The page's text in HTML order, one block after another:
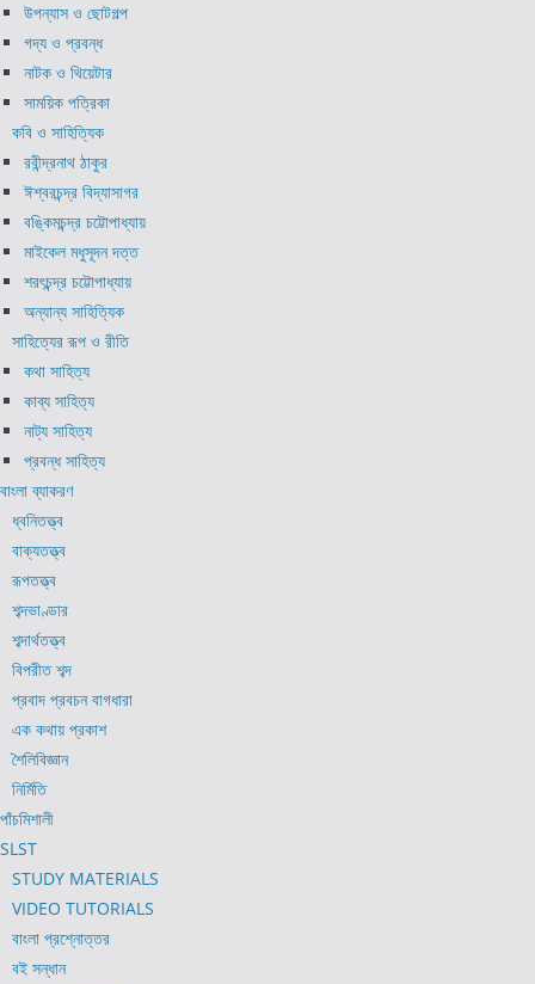
উপন্যাস ও ছোটগল্প
গদ্য ও প্রবন্ধ
নাটক ও থিয়েটার
সাময়িক পত্রিকা
কবি ও সাহিত্যিক
রবীন্দ্রনাথ ঠাকুর
ঈশ্বরচন্দ্র বিদ্যাসাগর
বঙ্কিমচন্দ্র চট্টোপাধ্যায়
মাইকেল মধুসূদন দত্ত
শরৎচন্দ্র চট্টোপাধ্যায়
অন্যান্য সাহিত্যিক
সাহিত্যের রূপ ও রীতি
কথা সাহিত্য
কাব্য সাহিত্য
নাট্য সাহিত্য
প্রবন্ধ সাহিত্য
বাংলা ব্যাকরণ
ধ্বনিতত্ত্ব
বাক্যতত্ত্ব
রূপতত্ত্ব
শব্দভাণ্ডার
শব্দার্থতত্ত্ব
বিপরীত শব্দ
প্রবাদ প্রবচন বাগধারা
এক কথায় প্রকাশ
শৈলিবিজ্ঞান
নির্মিতি
পাঁচমিশালী
SLST
STUDY MATERIALS
VIDEO TUTORIALS
বাংলা প্রশ্নোত্তর
বই সন্ধান